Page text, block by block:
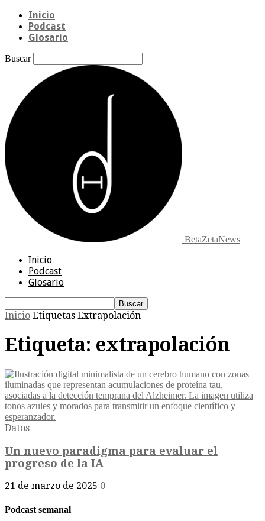
Inicio
Podcast
Glosario
Buscar
BetaZetaNews
Inicio
Podcast
Glosario
Inicio Etiquetas Extrapolación
Etiqueta: extrapolación
Datos
Un nuevo paradigma para evaluar el
progreso de la IA
21 de marzo de 2025 0
Podcast semanal